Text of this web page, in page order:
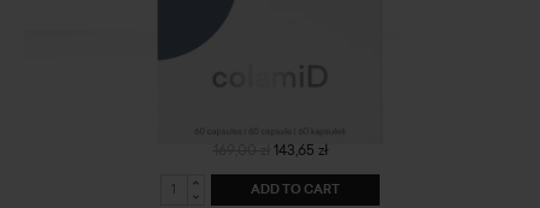
143,65 zł
ADD TO CART